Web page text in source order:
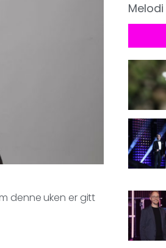
denne uken er gitt